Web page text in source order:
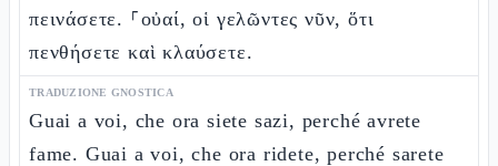
πεινάσετε. ⸀οὐαί, οἱ γελῶντες νῦν, ὅτι
πενθήσετε καὶ κλαύσετε.
TRADUZIONE GNOSTICA
Guai a voi, che ora siete sazi, perché avrete
fame. Guai a voi, che ora ridete, perché sarete